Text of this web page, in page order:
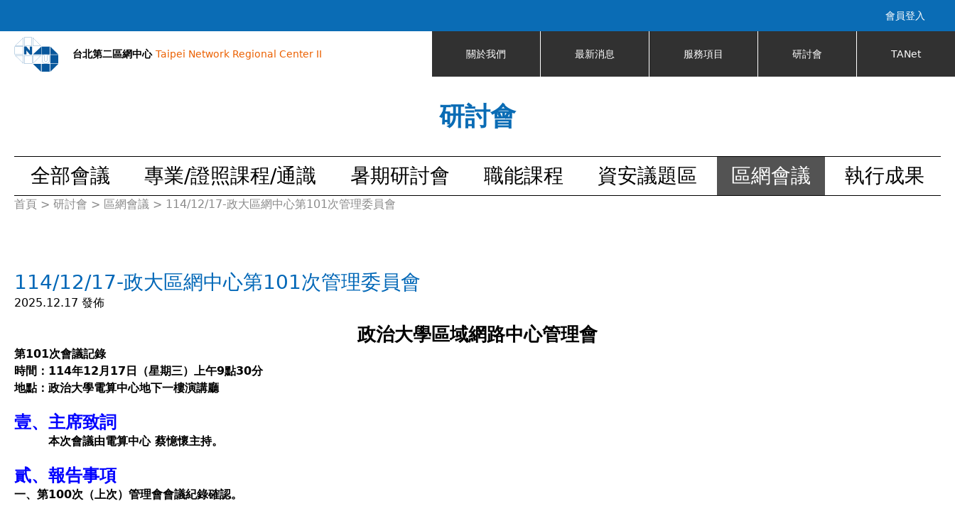
會員登入
台北第二區網中心 Taipei Network Regional Center II 關於我們 最新消息 服務項目 研討會 TANet
研討會
全部會議 專業/證照課程/通識 暑期研討會 職能課程 資安議題區 區網會議 執行成果
您
這
首頁 > 研討會 > 區網會議 > 114/12/17-政大區網中心第101次管理委員會
114/12/17-政大區網中心第101次管理委員會
2025.12.17 發佈
政治大學區域網路中心管理會
第101次會議記錄
時間：114年12月17日（星期三）上午9點30分
地點：政治大學電算中心地下一樓演講廳
壹、主席致詞
本次會議由電算中心 蔡憶懷主持。
貳、報告事項
一、 第100次（上次）管理會會議紀錄確認。